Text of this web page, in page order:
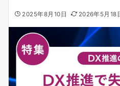
2025年8月10日 2026年5月18